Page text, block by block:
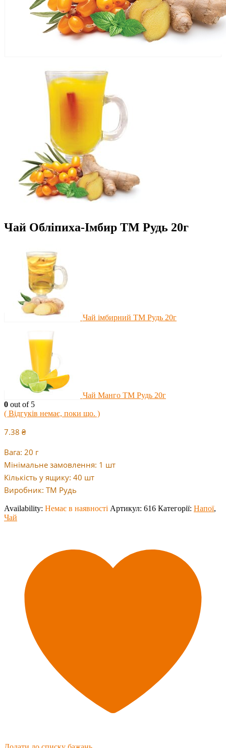
Чай Обліпиха-Імбир ТМ Рудь 20г
Чай імбирний ТМ Рудь 20г
Чай Манго ТМ Рудь 20г
0 out of 5
( Відгуків немає, поки що. )
7.38 ₴
Вага: 20 г
Мінімальне замовлення: 1 шт
Кількість у ящику: 40 шт
Виробник: ТМ Рудь
Availability: Немає в наявності Артикул: 616 Категорії: Напої,
Чай